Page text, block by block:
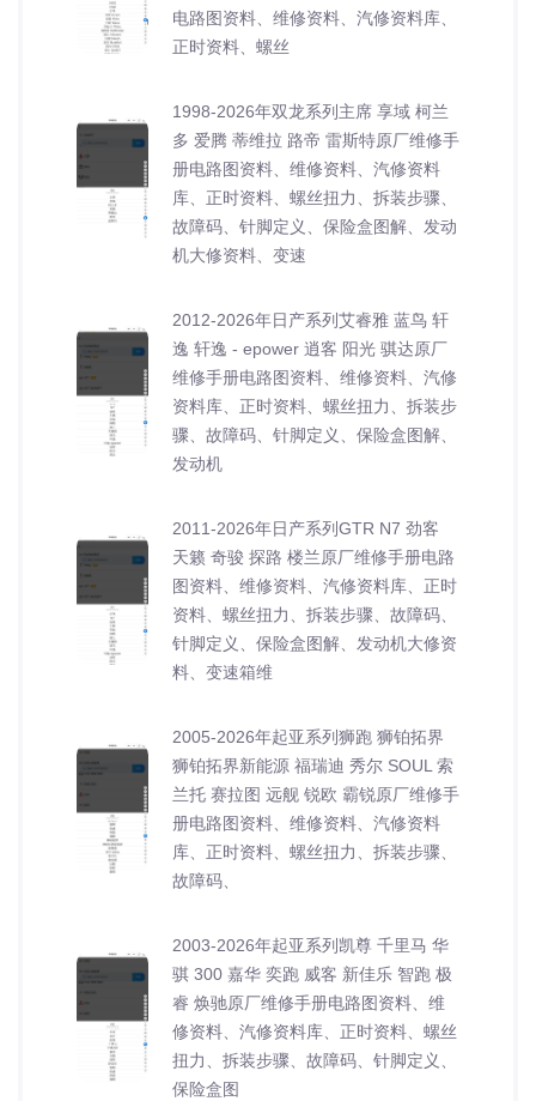
电路图资料、维修资料、汽修资料库、
正时资料、螺丝
1998-2026年双龙系列主席 享域 柯兰
多 爱腾 蒂维拉 路帝 雷斯特原厂维修手
册电路图资料、维修资料、汽修资料
库、正时资料、螺丝扭力、拆装步骤、
故障码、针脚定义、保险盒图解、发动
机大修资料、变速
2012-2026年日产系列艾睿雅 蓝鸟 轩
逸 轩逸 - epower 逍客 阳光 骐达原厂
维修手册电路图资料、维修资料、汽修
资料库、正时资料、螺丝扭力、拆装步
骤、故障码、针脚定义、保险盒图解、
发动机
2011-2026年日产系列GTR N7 劲客
天籁 奇骏 探路 楼兰原厂维修手册电路
图资料、维修资料、汽修资料库、正时
资料、螺丝扭力、拆装步骤、故障码、
针脚定义、保险盒图解、发动机大修资
料、变速箱维
2005-2026年起亚系列狮跑 狮铂拓界
狮铂拓界新能源 福瑞迪 秀尔 SOUL 索
兰托 赛拉图 远舰 锐欧 霸锐原厂维修手
册电路图资料、维修资料、汽修资料
库、正时资料、螺丝扭力、拆装步骤、
故障码、
2003-2026年起亚系列凯尊 千里马 华
骐 300 嘉华 奕跑 威客 新佳乐 智跑 极
睿 焕驰原厂维修手册电路图资料、维
修资料、汽修资料库、正时资料、螺丝
扭力、拆装步骤、故障码、针脚定义、
保险盒图